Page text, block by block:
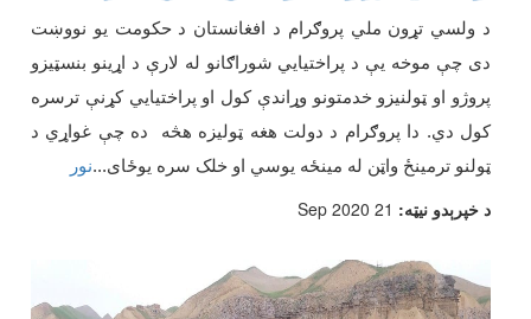
د ولسي تړون ملي پروګرام د افغانستان د حکومت يو نووښت
دی چې موخه ي ې د پراختيايي شوراګانو له لار ې د اړینوبنسټيزو
پروژو او ټولنيزو خدمتونو وړاندېکول
او پراختیایي کړنې ترسره
کول دي.دا پروګرام د دولت هغه ټولیزه هڅه ده چې غواړي د
ټولنو ترمینځ واټن له مینځه یوسي او خلک سره يوځای...نور
د خپرېدو نیټه:21 Sep 2020